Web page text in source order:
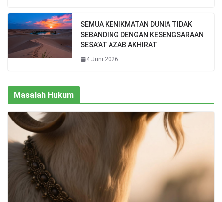
SEMUA KENIKMATAN DUNIA TIDAK
SEBANDING DENGAN KESENGSARAAN
SESA’AT AZAB AKHIRAT
4 Juni 2026
Masalah Hukum